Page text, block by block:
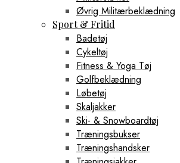
Øvrig Militærbeklædning
Sport & Fritid
Badetøj
Cykeltøj
Fitness & Yoga Tøj
Golfbeklædning
Løbetøj
Skaljakker
Ski- & Snowboardtøj
Træningsbukser
Træningshandsker